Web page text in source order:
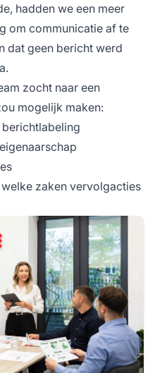
hadden we een meer
om communicatie af te
dat geen bericht werd
zocht naar een
mogelijk maken:
zaken vervolgacties